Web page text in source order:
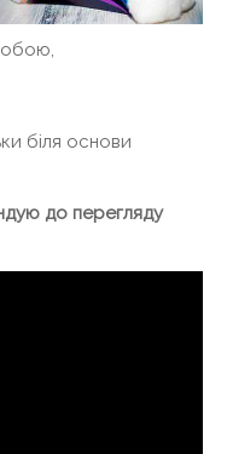
біля основи
до перегляду